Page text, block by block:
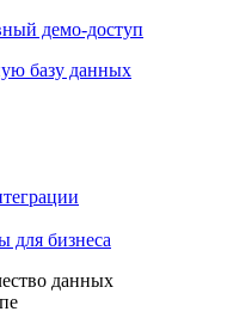
демо-доступ
базу данных
для бизнеса
данных